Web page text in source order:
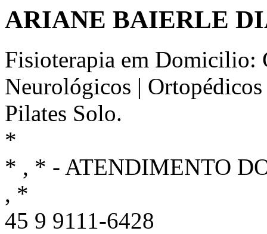
ARIANE BAIERLE
Fisioterapia em Domicilio:
Neurológicos |
Pilates Solo.
*
* , * - ATENDIMENTO
, *
45 9 9111-6428